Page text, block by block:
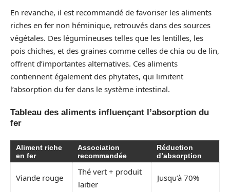
En revanche, il est recommandé de favoriser les aliments
riches en fer non héminique, retrouvés dans des sources
végétales. Des légumineuses telles que les lentilles, les
pois chiches, et des graines comme celles de chia ou de lin,
offrent d’importantes alternatives. Ces aliments
contiennent également des phytates, qui limitent
l’absorption du fer dans le système intestinal.
Tableau des aliments influençant l’absorption du
fer
Aliment riche
en fer
Association
recommandée
Réduction
d’absorption
Viande rouge
Thé vert + produit
laitier
Jusqu’à 70%